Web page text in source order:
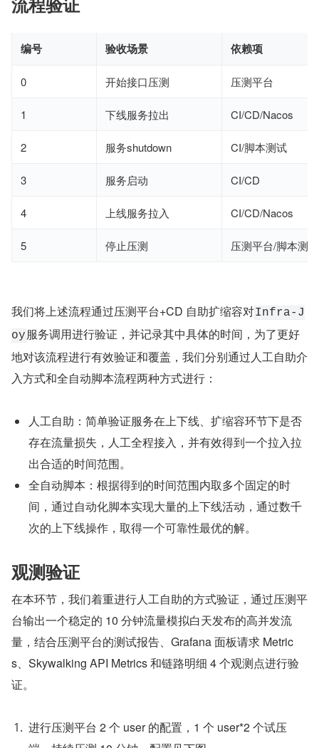
编号 验收场景 依赖项
0 开始接口压测 压测平台
1 下线服务拉出 CI/CD/Nacos
2 服务shutdown CI/脚本测试
3 服务启动 CI/CD
4 上线服务拉入 CI/CD/Nacos
5 停止压测 压测平台/脚本测试
我们将上述流程通过压测平台+CD 自助扩缩容对Infra-J
oy服务调用进行验证，并记录其中具体的时间，为了更好
地对该流程进行有效验证和覆盖，我们分别通过人工自助介
入方式和全自动脚本流程两种方式进行：
人工自助：简单验证服务在上下线、扩缩容环节下是否
存在流量损失，人工全程接入，并有效得到一个拉入拉
出合适的时间范围。
全自动脚本：根据得到的时间范围内取多个固定的时
间，通过自动化脚本实现大量的上下线活动，通过数千
次的上下线操作，取得一个可靠性最优的解。
观测验证
在本环节，我们着重进行人工自助的方式验证，通过压测平
台输出一个稳定的 10 分钟流量模拟白天发布的高并发流
量，结合压测平台的测试报告、Grafana 面板请求 Metric
s、Skywalking API Metrics 和链路明细 4 个观测点进行验
证。
进行压测平台 2 个 user 的配置，1 个 user*2 个试压